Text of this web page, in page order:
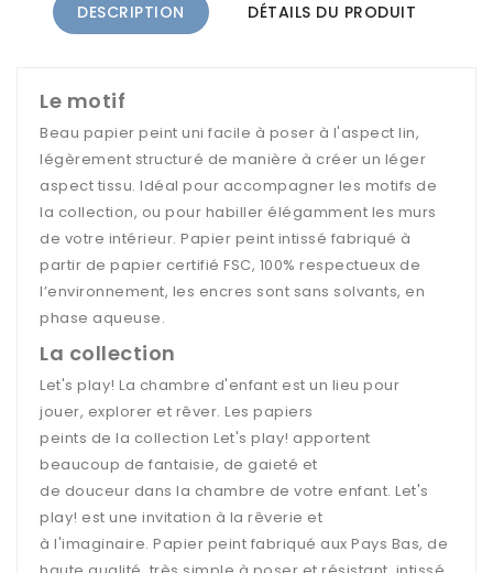
DESCRIPTION DÉTAILS DU PRODUIT
Le motif
Beau papier peint uni facile à poser à l'aspect lin,
légèrement structuré de manière à créer un léger
aspect tissu. Idéal pour accompagner les motifs de
la collection, ou pour habiller élégamment les murs
de votre intérieur. Papier peint intissé fabriqué à
partir de papier certifié FSC, 100% respectueux de
l’environnement, les encres sont sans solvants, en
phase aqueuse.
La collection
Let's play! La chambre d'enfant est un lieu pour
jouer, explorer et rêver. Les papiers
peints de la collection Let's play! apportent
beaucoup de fantaisie, de gaieté et
de douceur dans la chambre de votre enfant. Let's
play! est une invitation à la rêverie et
à l'imaginaire. Papier peint fabriqué aux Pays Bas, de